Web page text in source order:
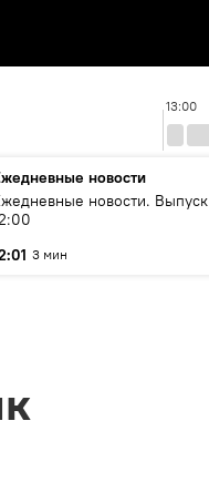
13:00
новости
новости. Выпуск
3 мин